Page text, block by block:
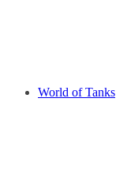
World of Tanks